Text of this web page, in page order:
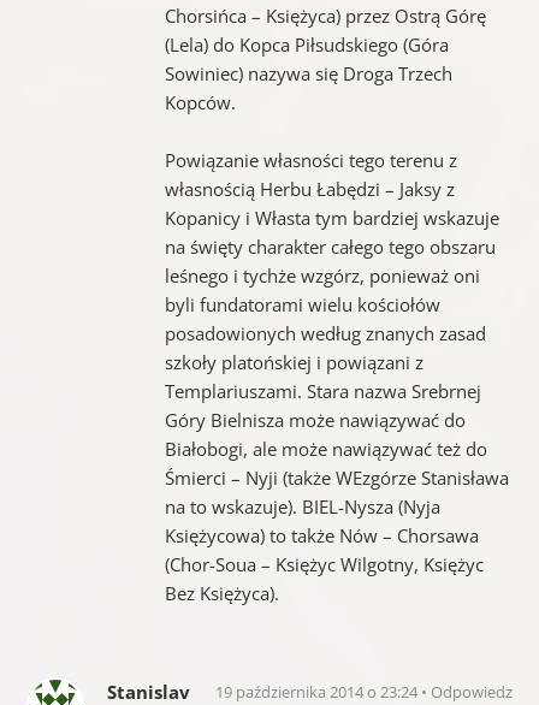
Chorsińca – Księżyca) przez Ostrą Górę
(Lela) do Kopca Piłsudskiego (Góra
Sowiniec) nazywa się Droga Trzech
Kopców.
Powiązanie własności tego terenu z
własnością Herbu Łabędzi – Jaksy z
Kopanicy i Własta tym bardziej wskazuje
na święty charakter całego tego obszaru
leśnego i tychże wzgórz, ponieważ oni
byli fundatorami wielu kościołów
posadowionych według znanych zasad
szkoły platońskiej i powiązani z
Templariuszami. Stara nazwa Srebrnej
Góry Bielnisza może nawiązywać do
Białobogi, ale może nawiązywać też do
Śmierci – Nyji (także WEzgórze Stanisława
na to wskazuje). BIEL-Nysza (Nyja
Księżycowa) to także Nów – Chorsawa
(Chor-Soua – Księżyc Wilgotny, Księżyc
Bez Księżyca).
Stanislav 19 października 2014 o 23:24 Odpowiedz